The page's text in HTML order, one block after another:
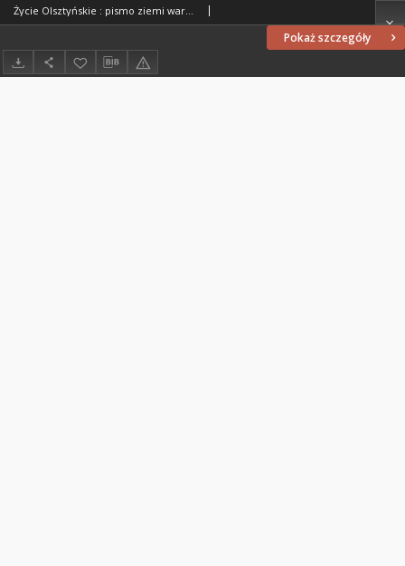
Pokaż szczegóły
Życie Olsztyńskie : pismo ziemi warmińsko-mazurskiej, 1947, nr 211